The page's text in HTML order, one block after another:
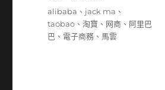
期:
類
標
籤
alibaba 、 jack ma 、
taobao 、淘寶 、 网商 、 阿里巴
巴 、 電子商務 、 馬雲